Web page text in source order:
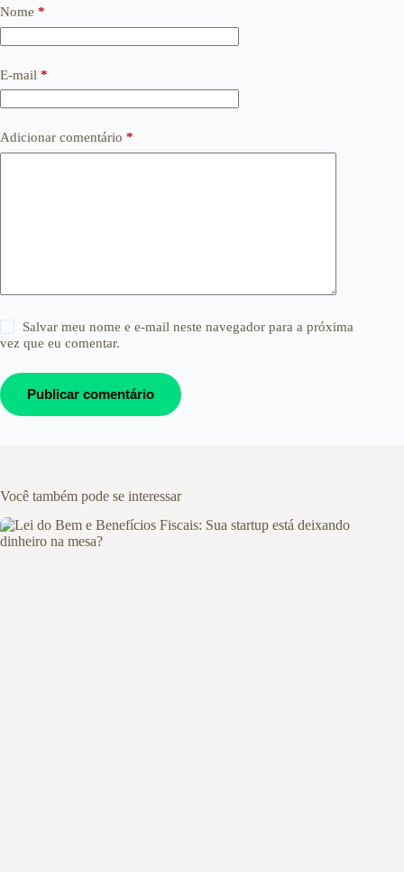
Nome *
E-mail *
Adicionar comentário *
Salvar meu nome e e-mail neste navegador para a próxima
vez que eu comentar.
Publicar comentário
Você também pode se interessar